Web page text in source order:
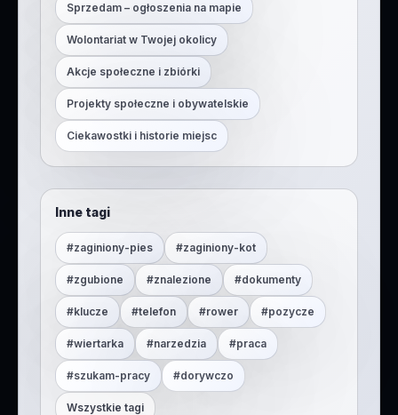
Sprzedam – ogłoszenia na mapie
Wolontariat w Twojej okolicy
Akcje społeczne i zbiórki
Projekty społeczne i obywatelskie
Ciekawostki i historie miejsc
Inne tagi
#zaginiony-pies #zaginiony-kot
#zgubione #znalezione #dokumenty
#klucze #telefon #rower #pozycze
#wiertarka #narzedzia #praca
#szukam-pracy #dorywczo
Wszystkie tagi